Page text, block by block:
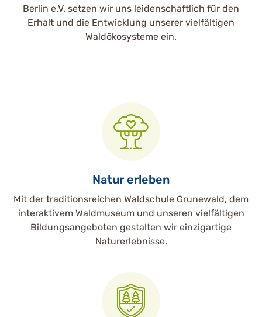
Berlin e.V. setzen wir uns leidenschaftlich für den
Erhalt und die Entwicklung unserer vielfältigen
Waldökosysteme ein.
Natur erleben
Mit der traditionsreichen Waldschule Grunewald, dem
interaktivem Waldmuseum und unseren vielfältigen
Bildungsangeboten gestalten wir einzigartige
Naturerlebnisse.